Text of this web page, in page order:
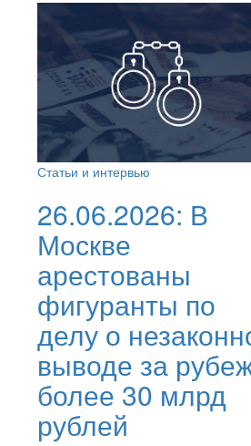
Статьи и интервью
26.06.2026: В
Москве
арестованы
фигуранты по
делу о
выводе за
более 30 млрд
рублей